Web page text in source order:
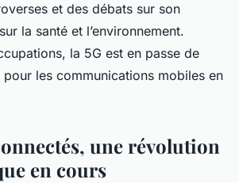
et des débats sur son
la santé et l’environnement.
la 5G est en passe de
les communications mobiles en
une révolution
en cours